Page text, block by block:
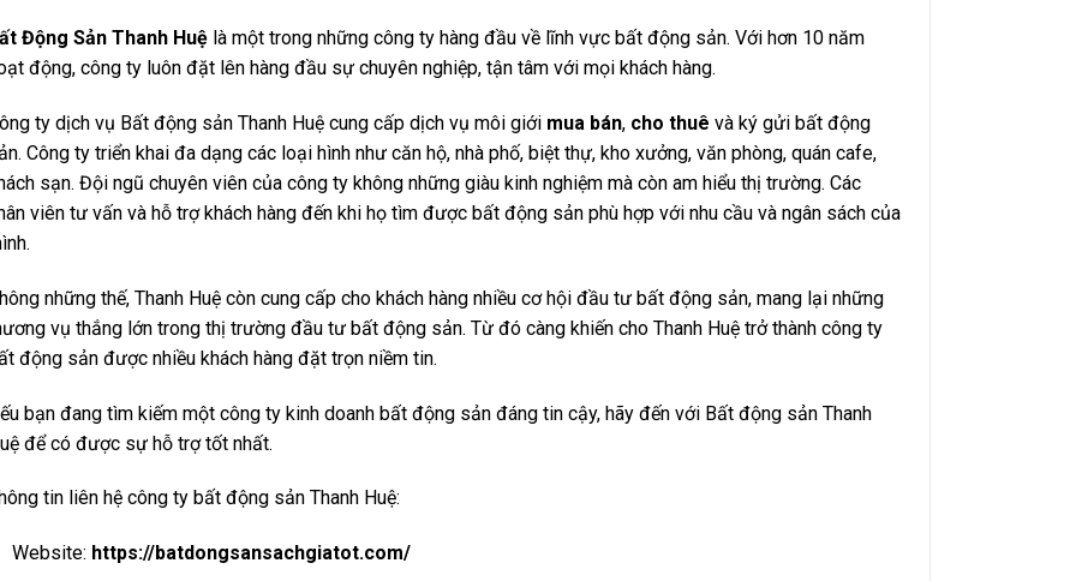
Động Sản Thanh Huệ là một trong những công ty hàng đầu về lĩnh vực bất động sản. Với hơn 10 năm
động, công ty luôn đặt lên hàng đầu sự chuyên nghiệp, tận tâm với mọi khách hàng.
ty dịch vụ Bất động sản Thanh Huệ cung cấp dịch vụ môi giới mua bán, cho thuê và ký gửi bất động
Công ty triển khai đa dạng các loại hình như căn hộ, nhà phố, biệt thự, kho xưởng, văn phòng, quán cafe,
sạn. Đội ngũ chuyên viên của công ty không những giàu kinh nghiệm mà còn am hiểu thị trường. Các
viên tư vấn và hỗ trợ khách hàng đến khi họ tìm được bất động sản phù hợp với nhu cầu và ngân sách của
những thế, Thanh Huệ còn cung cấp cho khách hàng nhiều cơ hội đầu tư bất động sản, mang lại những
vụ thắng lớn trong thị trường đầu tư bất động sản. Từ đó càng khiến cho Thanh Huệ trở thành công ty
động sản được nhiều khách hàng đặt trọn niềm tin.
bạn đang tìm kiếm một công ty kinh doanh bất động sản đáng tin cậy, hãy đến với Bất động sản Thanh
để có được sự hỗ trợ tốt nhất.
tin liên hệ công ty bất động sản Thanh Huệ:
Website: https://batdongsansachgiatot.com/